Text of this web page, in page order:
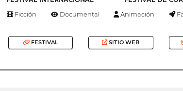
Ficción Documental Animación
FESTIVAL SITIO WEB